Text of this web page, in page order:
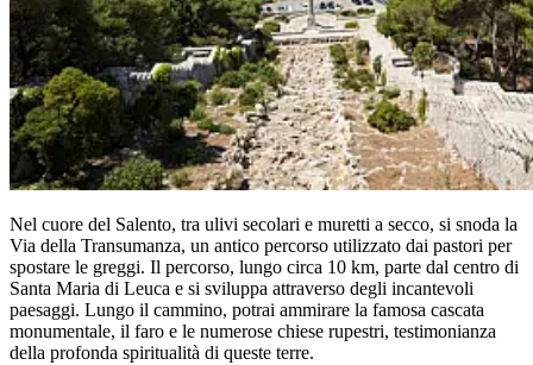
Nel cuore del Salento, tra ulivi secolari e muretti a secco, si snoda la
Via della Transumanza, un antico percorso utilizzato dai pastori per
spostare le greggi. Il percorso, lungo circa 10 km, parte dal centro di
Santa Maria di Leuca e si sviluppa attraverso degli incantevoli
paesaggi. Lungo il cammino, potrai ammirare la famosa cascata
monumentale, il faro e le numerose chiese rupestri, testimonianza
della profonda spiritualità di queste terre.